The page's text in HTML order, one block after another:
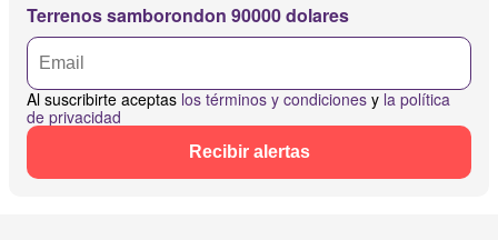
Terrenos samborondon 90000 dolares
Al suscribirte aceptas los términos y condiciones y la política
de privacidad
Recibir alertas